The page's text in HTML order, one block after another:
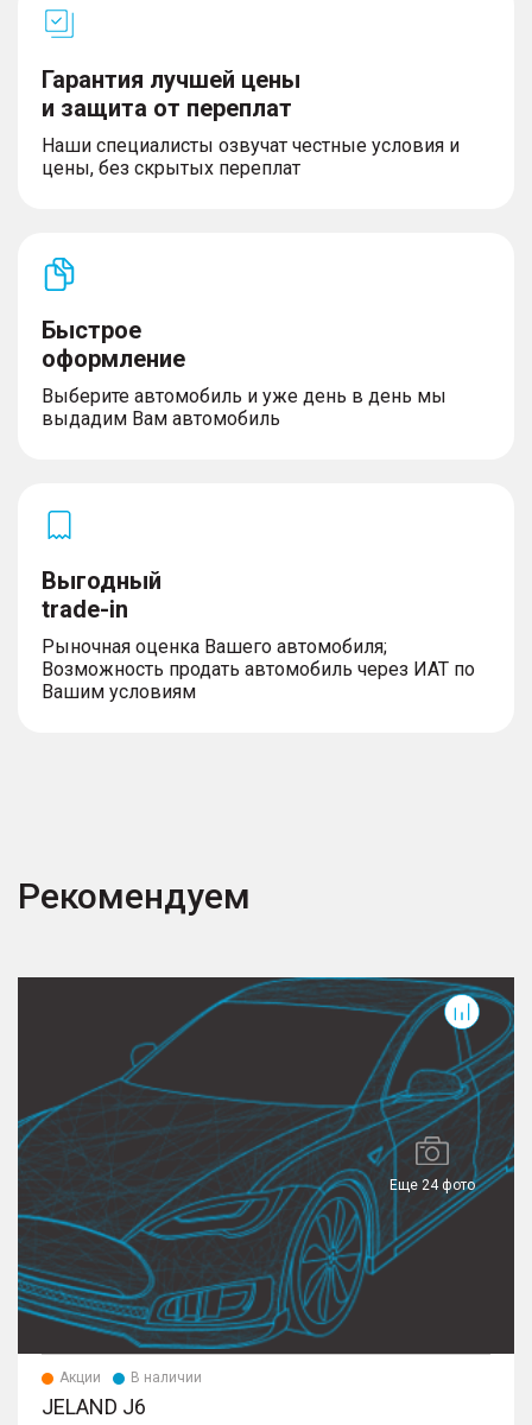
Гарантия лучшей цены
и защита от переплат
Наши специалисты озвучат честные условия и
цены, без скрытых переплат
Быстрое
оформление
Выберите автомобиль и уже день в день мы
выдадим Вам автомобиль
Выгодный
trade-in
Рыночная оценка Вашего автомобиля;
Возможность продать автомобиль через ИАТ по
Вашим условиям
Рекомендуем
Еще 24 фото
Акции В наличии
JELAND J6